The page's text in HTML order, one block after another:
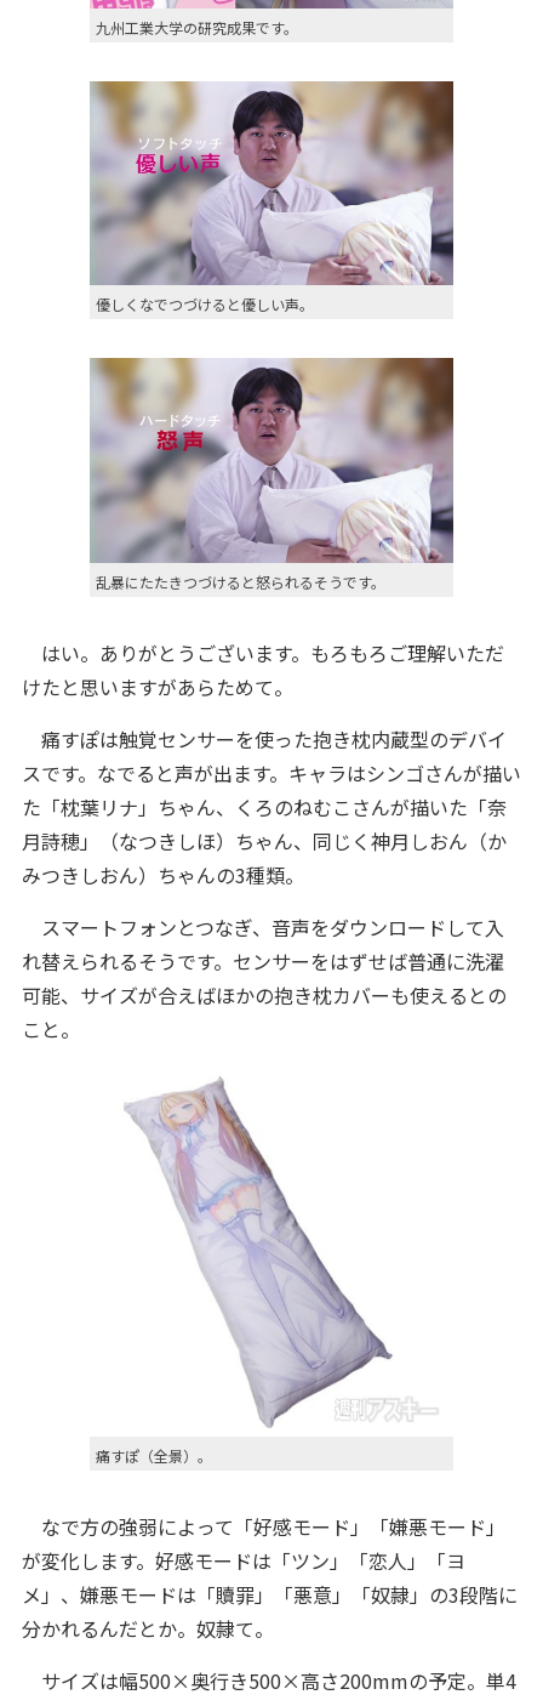
九州工業大学の研究成果です。
優しくなでつづけると優しい声。
乱暴にたたきつづけると怒られるそうです。
はい。ありがとうございます。もろもろご理解いただ
けたと思いますがあらためて。
痛すぽは触覚センサーを使った抱き枕内蔵型のデバイ
スです。なでると声が出ます。キャラはシンゴさんが描い
た「枕葉リナ」ちゃん、くろのねむこさんが描いた「奈
月詩穂」（なつきしほ）ちゃん、同じく神月しおん（か
みつきしおん）ちゃんの3種類。
スマートフォンとつなぎ、音声をダウンロードして入
れ替えられるそうです。センサーをはずせば普通に洗濯
可能、サイズが合えばほかの抱き枕カバーも使えるとの
こと。
痛すぽ（全景）。
なで方の強弱によって「好感モード」「嫌悪モード」
が変化します。好感モードは「ツン」「恋人」「ヨ
メ」、嫌悪モードは「贖罪」「悪意」「奴隷」の3段階に
分かれるんだとか。奴隷て。
サイズは幅500×奥行き500×高さ200mmの予定。単4